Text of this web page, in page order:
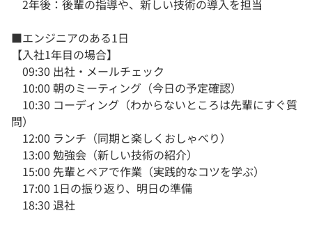
2年後：後輩の指導や、新しい技術の導入を担当
■エンジニアのある1日
【入社1年目の場合】
09:30 出社・メールチェック
10:00 朝のミーティング（今日の予定確認）
10:30 コーディング（わからないところは先輩にすぐ質
問）
12:00 ランチ（同期と楽しくおしゃべり）
13:00 勉強会（新しい技術の紹介）
15:00 先輩とペアで作業（実践的なコツを学ぶ）
17:00 1日の振り返り、明日の準備
18:30 退社